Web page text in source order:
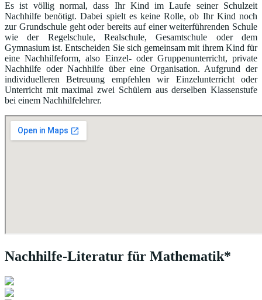
Es ist völlig normal, dass Ihr Kind im Laufe seiner Schulzeit
Nachhilfe benötigt. Dabei spielt es keine Rolle, ob Ihr Kind noch
zur Grundschule geht oder bereits auf einer weiterführenden Schule
wie der Regelschule, Realschule, Gesamtschule oder dem
Gymnasium ist. Entscheiden Sie sich gemeinsam mit ihrem Kind für
eine Nachhilfeform, also Einzel- oder Gruppenunterricht, private
Nachhilfe oder Nachhilfe über eine Organisation. Aufgrund der
individuelleren Betreuung empfehlen wir Einzelunterricht oder
Unterricht mit maximal zwei Schülern aus derselben Klassenstufe
bei einem Nachhilfelehrer.
Nachhilfe-Literatur für Mathematik*